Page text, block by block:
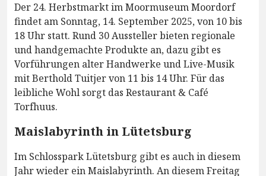
Der 24. Herbstmarkt im Moormuseum Moordorf
findet am Sonntag, 14. September 2025, von 10 bis
18 Uhr statt. Rund 30 Aussteller bieten regionale
und handgemachte Produkte an, dazu gibt es
Vorführungen alter Handwerke und Live-Musik
mit Berthold Tuitjer von 11 bis 14 Uhr. Für das
leibliche Wohl sorgt das Restaurant & Café
Torfhuus.
Maislabyrinth in Lütetsburg
Im Schlosspark Lütetsburg gibt es auch in diesem
Jahr wieder ein Maislabyrinth. An diesem Freitag